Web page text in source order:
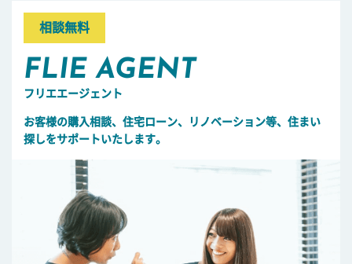
相談無料
FLIE AGENT
フリエエージェント
お客様の購入相談、住宅ローン、リノベーション等、住まい
探しをサポートいたします。